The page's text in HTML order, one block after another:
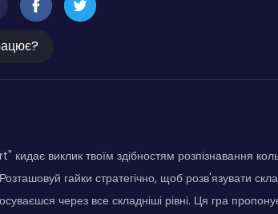
кидає виклик твоїм здібностям розпізнавання
гайки стратегічно, щоб розв'язувати
через все складніші рівні. Ця гра